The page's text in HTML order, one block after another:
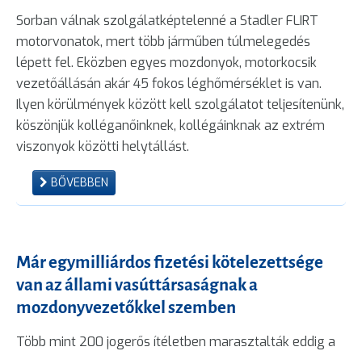
Sorban válnak szolgálatképtelenné a Stadler FLIRT
motorvonatok, mert több járműben túlmelegedés
lépett fel. Eközben egyes mozdonyok, motorkocsik
vezetőállásán akár 45 fokos léghőmérséklet is van.
Ilyen körülmények között kell szolgálatot teljesítenünk,
köszönjük kolléganőinknek, kollégáinknak az extrém
viszonyok közötti helytállást.
BŐVEBBEN
Már egymilliárdos fizetési kötelezettsége
van az állami vasúttársaságnak a
mozdonyvezetőkkel szemben
Több mint 200 jogerős ítéletben marasztalták eddig a